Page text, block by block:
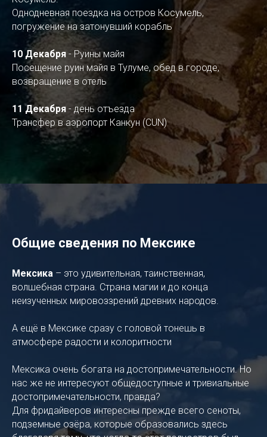
Однодневная поездка на остров Косумель,
погружение на затонувший корабль
10 Декабря - Руины майя
Посещение руин майя в Тулуме, обед в городе,
возвращение в отель
11 Декабря - день отъезда
Трансфер в аэропорт Канкун (CUN)
Общие сведения по Мексике
Мексика – это удивительная, таинственная,
волшебная страна. Страна магии и до конца
неизученных мировоззрений древних народов.
А ещё в Мексике сразу с головой тонешь в
атмосфере радости и колоритности
Мексика очень богата на достопримечательности. Но
нас же не интересуют общедоступные и тривиальные
достопримечательности, правда?
Для фридайверов интересны прежде всего сеноты,
подземные озёра, которые образовались здесь